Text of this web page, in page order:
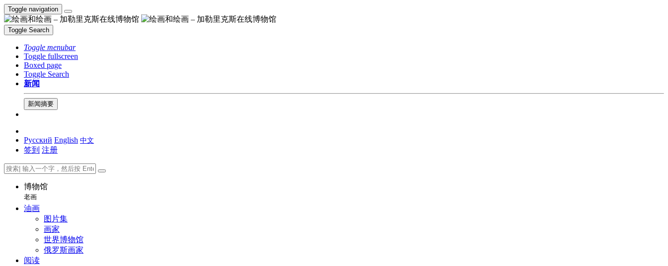
Toggle navigation
Toggle Search
Toggle menubar
Toggle fullscreen
Boxed page
Toggle Search
新闻
新闻摘要
Русский English 中文
签到 注册
博物馆
老画
油画
图片集
画家
世界博物馆
俄罗斯画家
阅读